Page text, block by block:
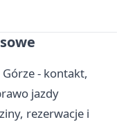
- kontakt,
jazdy
rezerwacje i